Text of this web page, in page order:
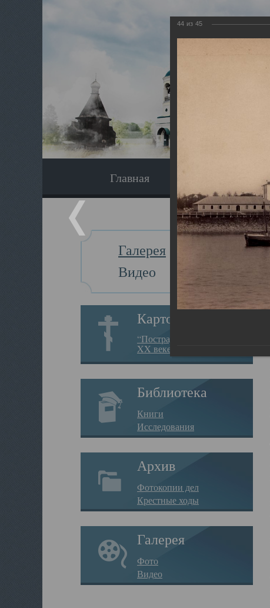
Главная
Галерея
Видео
Картотека
“Пострадавшие за веру в
XX веке на Севере”
Библиотека
Книги
Исследования
Архив
Фотокопии дел
Крестные ходы
Галерея
Фото
Видео
44 из 45